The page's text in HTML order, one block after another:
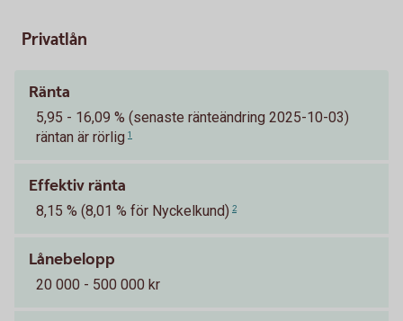
Privatlån
Ränta
5,95 - 16,09 % (senaste ränteändring 2025-10-03)
räntan är rörlig 1
Effektiv ränta
8,15 % (8,01 % för Nyckelkund) 2
Lånebelopp
20 000 - 500 000 kr